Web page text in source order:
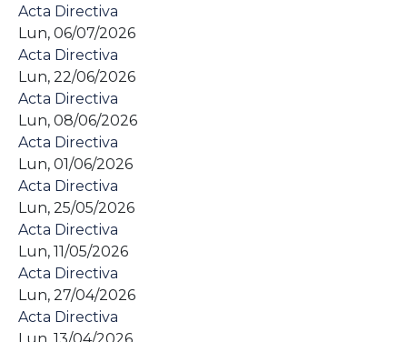
Acta Directiva
Lun, 06/07/2026
Acta Directiva
Lun, 22/06/2026
Acta Directiva
Lun, 08/06/2026
Acta Directiva
Lun, 01/06/2026
Acta Directiva
Lun, 25/05/2026
Acta Directiva
Lun, 11/05/2026
Acta Directiva
Lun, 27/04/2026
Acta Directiva